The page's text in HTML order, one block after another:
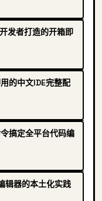
发者打造的开箱即
的中文IDE完整配
搞定全平台代码编
辑器的本土化实践